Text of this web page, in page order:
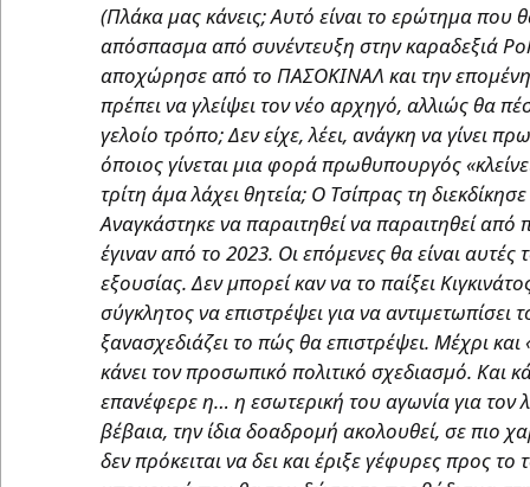
(Πλάκα μας κάνεις; Αυτό είναι το ερώτημα που
απόσπασμα από συνέντευξη στην καραδεξιά
αποχώρησε από το ΠΑΣΟΚΙΝΑΛ και την
πρέπει να γλείψει τον νέο αρχηγό, αλλιώς θα
γελοίο τρόπο; Δεν είχε, λέει, ανάγκη να γίνει
όποιος γίνεται μια φορά πρωθυπουργός
τρίτη άμα λάχει θητεία; Ο Τσίπρας τη
Αναγκάστηκε να παραιτηθεί να παραιτηθεί από
έγιναν από το 2023. Οι επόμενες θα είναι
εξουσίας. Δεν μπορεί καν να το παίξει
σύγκλητος να επιστρέψει για να
ξανασχεδιάζει το πώς θα επιστρέψει. Μέχρι
κάνει τον προσωπικό πολιτικό σχεδιασμό. Και
επανέφερε η… η εσωτερική του αγωνία για τον
βέβαια, την ίδια δοαδρομή ακολουθεί, σε πιο
δεν πρόκειται να δει και έριξε γέφυρες προς